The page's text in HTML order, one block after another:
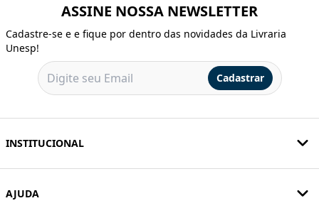
ASSINE NOSSA NEWSLETTER
Cadastre-se e e fique por dentro das novidades da Livraria
Unesp!
Cadastrar
INSTITUCIONAL
AJUDA